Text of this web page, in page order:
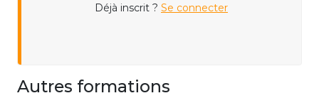
Déjà inscrit ? Se connecter
Autres formations